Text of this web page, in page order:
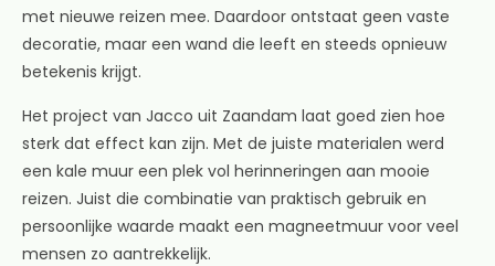
met nieuwe reizen mee. Daardoor ontstaat geen vaste
decoratie, maar een wand die leeft en steeds opnieuw
betekenis krijgt.
Het project van Jacco uit Zaandam laat goed zien hoe
sterk dat effect kan zijn. Met de juiste materialen werd
een kale muur een plek vol herinneringen aan mooie
reizen. Juist die combinatie van praktisch gebruik en
persoonlijke waarde maakt een magneetmuur voor veel
mensen zo aantrekkelijk.